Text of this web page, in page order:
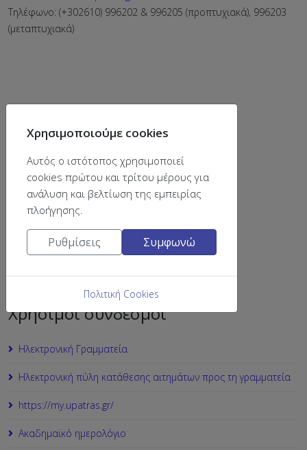
Τηλέφωνο: (+302610) 996202 & 996205 (προπτυχιακά), 996203
(μεταπτυχιακά)
βρείτε μας στο
Χρήσιμοι σύνδεσμοι
Ηλεκτρονική Γραμματεία
Ηλεκτρονική πύλη κατάθεσης αιτημάτων προς τη γραμματεία
https://my.upatras.gr/
Ακαδημαϊκό ημερολόγιο
Χρησιμοποιούμε cookies
Αυτός ο ιστότοπος χρησιμοποιεί
cookies πρώτου και τρίτου μέρους για
ανάλυση και βελτίωση της εμπειρίας
πλοήγησης.
Ρυθμίσεις Συμφωνώ
Πολιτική Cookies